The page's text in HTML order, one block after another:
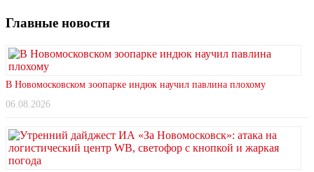
Главные новости
В Новомосковском зоопарке индюк научил павлина плохому
06.08.2026